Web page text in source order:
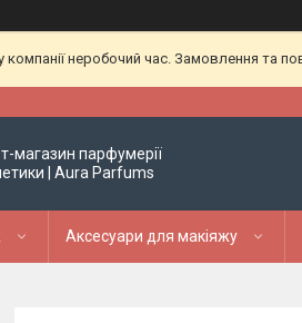
компанії неробочий час. Замовлення та
магазин парфумерії
| Aura Parfums
Аксесуари для макіяжу